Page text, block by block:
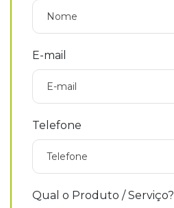
E-mail
Telefone
Qual o Produto / Serviço?